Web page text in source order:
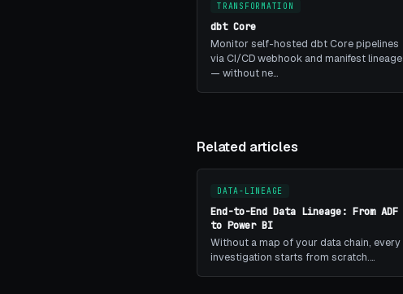
TRANSFORMATION
dbt Core
Monitor self-hosted dbt Core pipelines
via CI/CD webhook and manifest lineage
— without ne…
Related articles
DATA-LINEAGE
End-to-End Data Lineage: From ADF
to Power BI
Without a map of your data chain, every
investigation starts from scratch.…